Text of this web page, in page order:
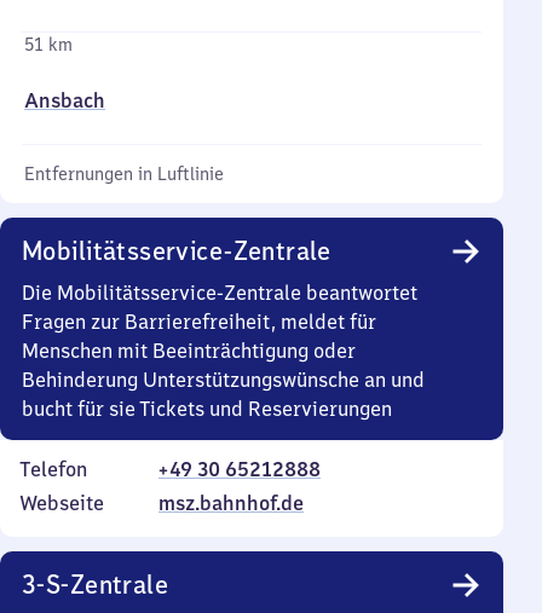
51 km
Ansbach
Entfernungen in Luftlinie
Mobilitätsservice-Zentrale
Die Mobilitätsservice-Zentrale beantwortet
Fragen zur Barrierefreiheit, meldet für
Menschen mit Beeinträchtigung oder
Behinderung Unterstützungswünsche an und
bucht für sie Tickets und Reservierungen
Telefon
+49 30 65212888
Webseite
msz.bahnhof.de
3-S-Zentrale